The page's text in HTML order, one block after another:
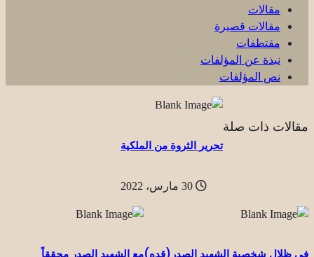
مقالات
مقالات قصيرة
مقتطفات
نبذة عن المؤلفات
نص المؤلفات
مقالات ذات صلة
تحرير الثروة من الملكية